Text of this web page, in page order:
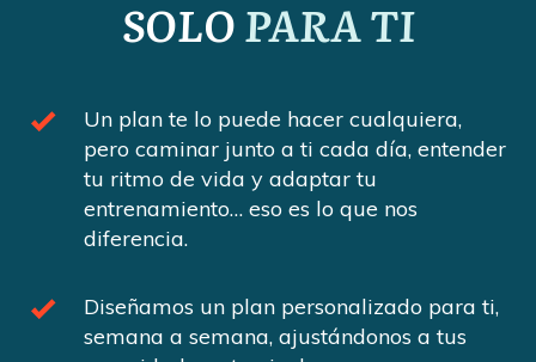
SOLOPARA TI
Un plan te lo puede hacer cualquiera,
pero caminar junto a ti cada día, entender
tu ritmo de vida y adaptar tu
entrenamiento… eso es lo que nos
diferencia.
Diseñamos un plan personalizado para ti,
semana a semana, ajustándonos a tus